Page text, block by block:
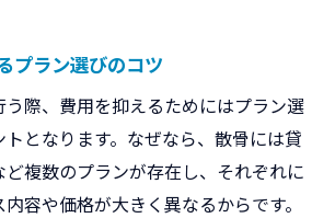
プラン選びのコツ
際、費用を抑えるためにはプラン選
となります。なぜなら、散骨には貸
複数のプランが存在し、それぞれに
容や価格が大きく異なるからです。